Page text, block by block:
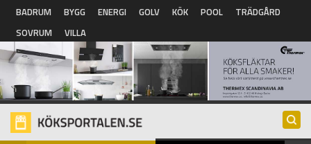
Hoppa till huvudinnehåll
BADRUM BYGG ENERGI GOLV KÖK POOL
TRÄDGÅRD
SOVRUM
VILLA